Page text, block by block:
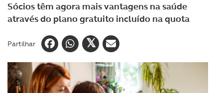
Sócios têm agora mais vantagens na saúde
através do plano gratuito incluído na quota
Partilhar